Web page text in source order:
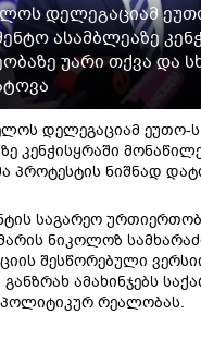
დელეგაციამ
ასამბლეაზე
უარი თქვა და
დელეგაციამ ეუთო-
კენჭისყრაში
პროტესტის ნიშნად
საგარეო
ნიკოლოზ
შესწორებული
ამახინჯებს
რეალობას.